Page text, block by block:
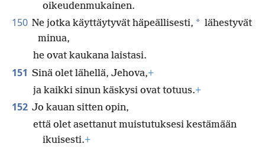
oikeudenmukainen.
150 Ne jotka käyttäytyvät häpeällisesti, * lähestyvät
minua,
he ovat kaukana laistasi.
151 Sinä olet lähellä, Jehova,+
ja kaikki sinun käskysi ovat totuus.+
152 Jo kauan sitten opin,
että olet asettanut muistutuksesi kestämään
ikuisesti.+